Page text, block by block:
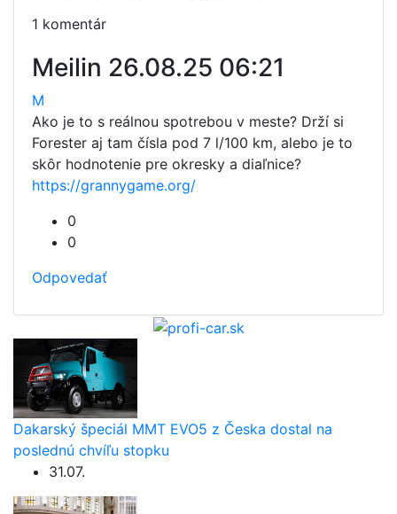
1 komentár
Meilin 26.08.25 06:21
M
Ako je to s reálnou spotrebou v meste? Drží si
Forester aj tam čísla pod 7 l/100 km, alebo je to
skôr hodnotenie pre okresky a diaľnice?
https://grannygame.org/
0
0
Odpovedať
Dakarský špeciál MMT EVO5 z Česka dostal na
poslednú chvíľu stopku
31.07.